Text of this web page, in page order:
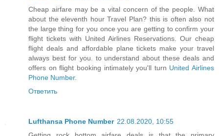
Cheap airfare may be a vital concern of the people. What
about the eleventh hour Travel Plan? this is often also not
the large thing for you once you are getting to confirm your
flight tickets with United Airlines Reservations. Our cheap
flight deals and affordable plane tickets make your travel
always best for you. to understand about these deals and
offers on flight booking intimately you'll turn United Airlines
Phone Number.
Ответить
Lufthansa Phone Number 22.08.2020, 10:55